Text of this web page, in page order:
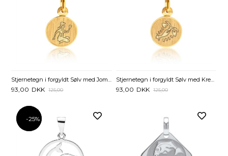
93,00 DKK 125,00 93,00 DKK 125,00
-25%
-25%